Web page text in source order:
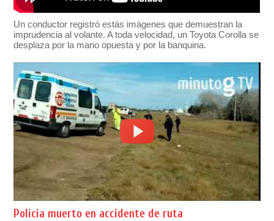
Un conductor registró estás imágenes que demuestran la
imprudencia al volante. A toda velocidad, un Toyota Corolla se
desplaza por la mano opuesta y por la banquina.
Policia muerto en accidente de ruta